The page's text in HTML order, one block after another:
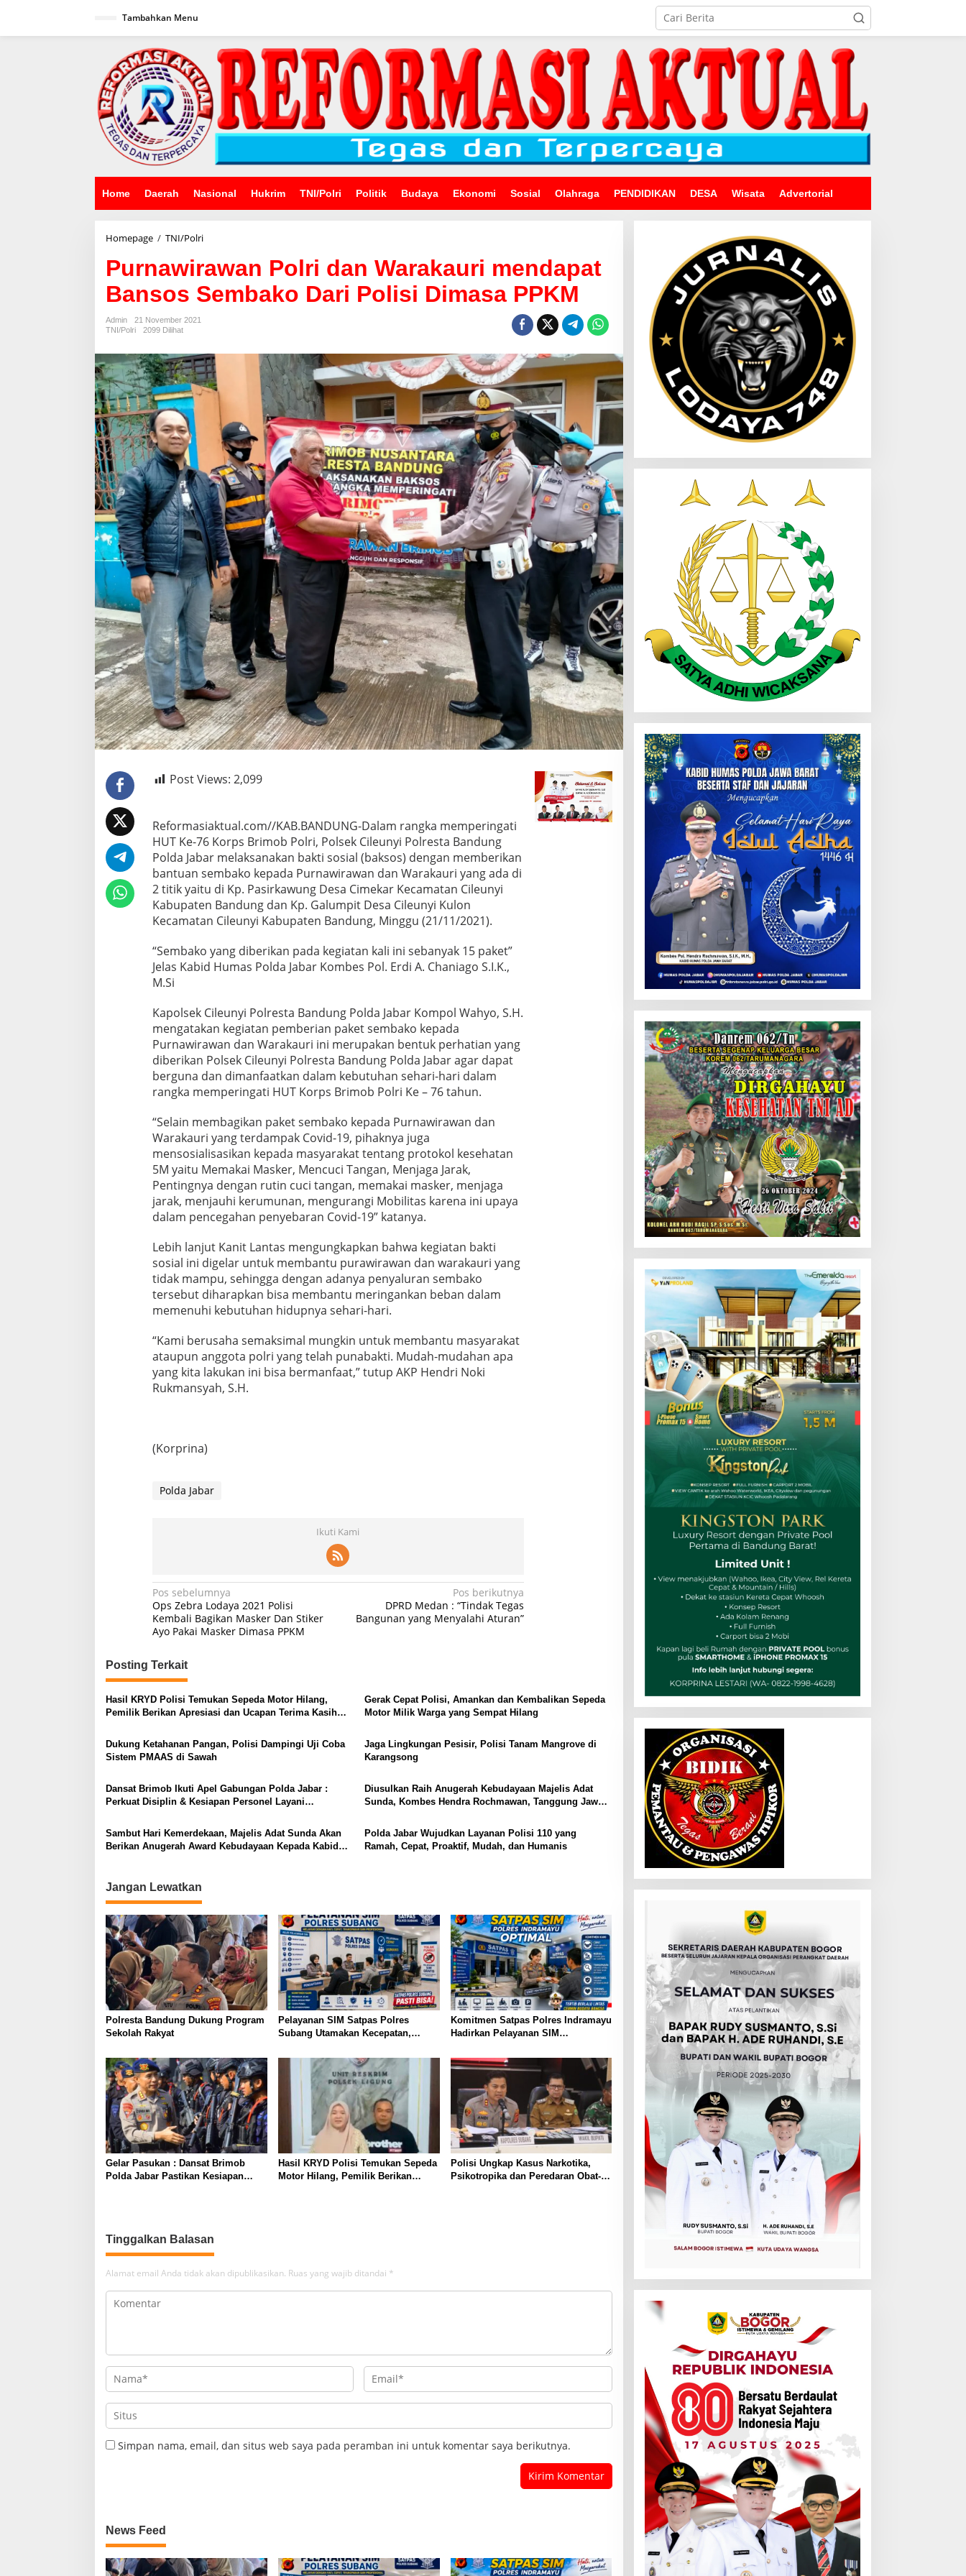
Tambahkan Menu
Home Daerah Nasional Hukrim TNI/Polri Politik Budaya Ekonomi Sosial Olahraga PENDIDIKAN DESA Wisata Advertorial
Homepage / TNI/PolriPurnawirawan
dan
Warakauri
mendapat
Bansos
Dimasa
PPKM
Purnawirawan Polri dan Warakauri mendapat
Bansos Sembako Dari Polisi Dimasa PPKM
Admin
21 November 2021
TNI/Polri
2099 Dilihat
Post Views: 2,099
Reformasiaktual.com//KAB.BANDUNG-Dalam rangka memperingati
HUT Ke-76 Korps Brimob Polri, Polsek Cileunyi Polresta Bandung
Polda Jabar melaksanakan bakti sosial (baksos) dengan memberikan
bantuan sembako kepada Purnawirawan dan Warakauri yang ada di
2 titik yaitu di Kp. Pasirkawung Desa Cimekar Kecamatan Cileunyi
Kabupaten Bandung dan Kp. Galumpit Desa Cileunyi Kulon
Kecamatan Cileunyi Kabupaten Bandung, Minggu (21/11/2021).
“Sembako yang diberikan pada kegiatan kali ini sebanyak 15 paket”
Jelas Kabid Humas Polda Jabar Kombes Pol. Erdi A. Chaniago S.I.K.,
M.Si
Kapolsek Cileunyi Polresta Bandung Polda Jabar Kompol Wahyo, S.H.
mengatakan kegiatan pemberian paket sembako kepada
Purnawirawan dan Warakauri ini merupakan bentuk perhatian yang
diberikan Polsek Cileunyi Polresta Bandung Polda Jabar agar dapat
berguna dan dimanfaatkan dalam kebutuhan sehari-hari dalam
rangka memperingati HUT Korps Brimob Polri Ke – 76 tahun.
“Selain membagikan paket sembako kepada Purnawirawan dan
Warakauri yang terdampak Covid-19, pihaknya juga
mensosialisasikan kepada masyarakat tentang protokol kesehatan
5M yaitu Memakai Masker, Mencuci Tangan, Menjaga Jarak,
Pentingnya dengan rutin cuci tangan, memakai masker, menjaga
jarak, menjauhi kerumunan, mengurangi Mobilitas karena ini upaya
dalam pencegahan penyebaran Covid-19” katanya.
Lebih lanjut Kanit Lantas mengungkapkan bahwa kegiatan bakti
sosial ini digelar untuk membantu purawirawan dan warakauri yang
tidak mampu, sehingga dengan adanya penyaluran sembako
tersebut diharapkan bisa membantu meringankan beban dalam
memenuhi kebutuhan hidupnya sehari-hari.
“Kami berusaha semaksimal mungkin untuk membantu masyarakat
ataupun anggota polri yang telah punabakti. Mudah-mudahan apa
yang kita lakukan ini bisa bermanfaat,” tutup AKP Hendri Noki
Rukmansyah, S.H.
(Korprina)
Polda Jabar
Ikuti Kami
Navigasi
pos
Pos sebelumnya
Ops Zebra Lodaya 2021 Polisi
Kembali Bagikan Masker Dan Stiker
Ayo Pakai Masker Dimasa PPKM
Pos berikutnya
DPRD Medan : “Tindak Tegas
Bangunan yang Menyalahi Aturan”
Posting Terkait
Hasil KRYD Polisi Temukan Sepeda Motor Hilang,
Pemilik Berikan Apresiasi dan Ucapan Terima Kasih
Gerak Cepat Polisi, Amankan dan Kembalikan Sepeda
Motor Milik Warga yang Sempat Hilang
Dukung Ketahanan Pangan, Polisi Dampingi Uji Coba
Sistem PMAAS di Sawah
Jaga Lingkungan Pesisir, Polisi Tanam Mangrove di
Karangsong
Dansat Brimob Ikuti Apel Gabungan Polda Jabar :
Perkuat Disiplin & Kesiapan Personel Layani
Diusulkan Raih Anugerah Kebudayaan Majelis Adat
Sunda, Kombes Hendra Rochmawan, Tanggung Jawab
Sambut Hari Kemerdekaan, Majelis Adat Sunda Akan
Berikan Anugerah Award Kebudayaan Kepada Kabid
Polda Jabar Wujudkan Layanan Polisi 110 yang
Ramah, Cepat, Proaktif, Mudah, dan Humanis
Jangan Lewatkan
Polresta Bandung Dukung Program
Sekolah Rakyat
Pelayanan SIM Satpas Polres
Subang Utamakan Kecepatan,
Komitmen Satpas Polres Indramayu
Hadirkan Pelayanan SIM
Gelar Pasukan : Dansat Brimob
Polda Jabar Pastikan Kesiapan
Hasil KRYD Polisi Temukan Sepeda
Motor Hilang, Pemilik Berikan
Polisi Ungkap Kasus Narkotika,
Psikotropika dan Peredaran Obat-
Tinggalkan Balasan
Alamat email Anda tidak akan dipublikasikan. Ruas yang wajib ditandai *
Simpan nama, email, dan situs web saya pada peramban ini untuk komentar saya berikutnya.
News Feed